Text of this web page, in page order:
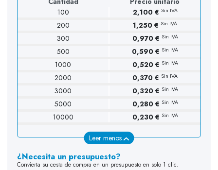
100
2,100 € Sin IVA
200 1,250 € Sin IVA
300 0,970 € Sin IVA
500 0,590 € Sin IVA
1000 0,520 € Sin IVA
2000 0,370 € Sin IVA
3000 0,320 € Sin IVA
5000 0,280 € Sin IVA
10000 0,230 € Sin IVA
Leer menos
¿Necesita un presupuesto?
Convierta su cesta de compra en un presupuesto en solo 1 clic.